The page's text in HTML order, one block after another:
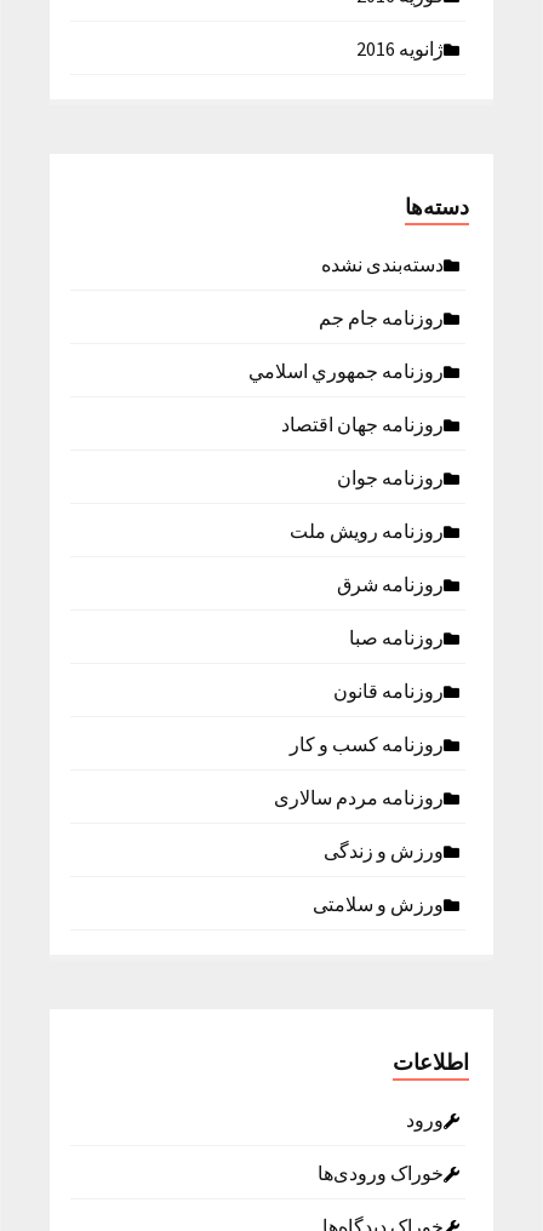
ژانویه 2016
دسته‌ها
دسته‌بندی نشده
روزنامه جام جم
روزنامه جمهوري اسلامي
روزنامه جهان اقتصاد
روزنامه جوان
روزنامه رویش ملت
روزنامه شرق
روزنامه صبا
روزنامه قانون
روزنامه كسب و كار
روزنامه مردم سالاری
ورزش و زندگی
ورزش و سلامتی
اطلاعات
ورود
خوراک ورودی‌ها
خوراک دیدگاه‌ها